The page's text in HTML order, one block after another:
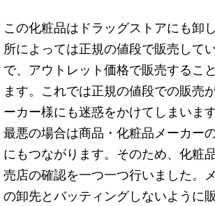
この化粧品はドラッグストアにも卸
所によっては正規の値段で販売して
で、アウトレット価格で販売するこ
ます。これでは正規の値段での販売
ーカー様にも迷惑をかけてしまいます
最悪の場合は商品・化粧品メーカー
にもつながります。そのため、化粧
売店の確認を一つ一つ行いました。
の卸先とバッティングしないように